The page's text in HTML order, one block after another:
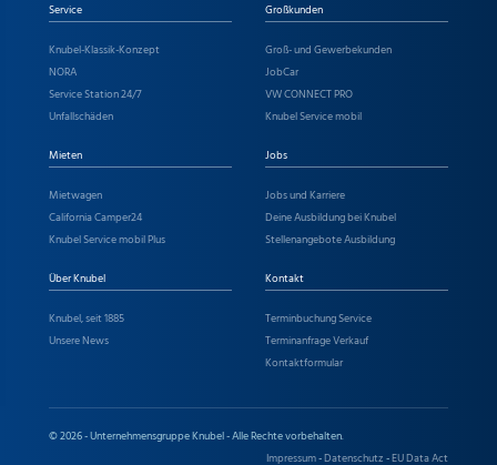
Service
Knubel-Klassik-Konzept
NORA
Service Station 24/7
Unfallschäden
Großkunden
Groß- und Gewerbekunden
JobCar
VW CONNECT PRO
Knubel Service mobil
Mieten
Mietwagen
California Camper24
Knubel Service mobil Plus
Jobs
Jobs und Karriere
Deine Ausbildung bei Knubel
Stellenangebote Ausbildung
Über Knubel
Knubel, seit 1885
Unsere News
Kontakt
Terminbuchung Service
Terminanfrage Verkauf
Kontaktformular
© 2026 - Unternehmensgruppe Knubel - Alle Rechte vorbehalten.
Impressum-Datenschutz-EU Data Act